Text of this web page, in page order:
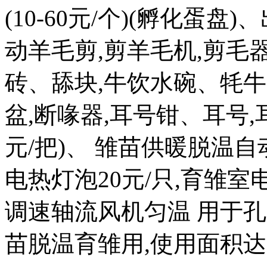
(10-60元/个)(孵化蛋盘)
动羊毛剪,剪羊毛机,剪毛
砖、舔块,牛饮水碗、牦
盆,断喙器,耳号钳、耳号,
元/把)、 雏苗供暖脱温
电热灯泡20元/只,育雏室
调速轴流风机匀温 用于
苗脱温育雏用,使用面积